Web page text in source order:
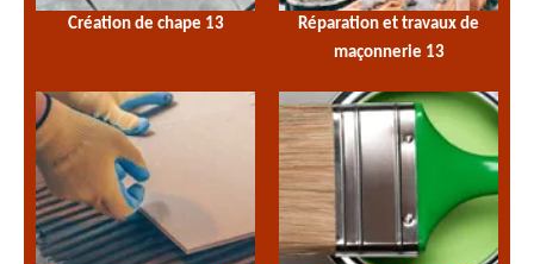
Création de chape 13
Réparation et travaux de
maçonnerie 13